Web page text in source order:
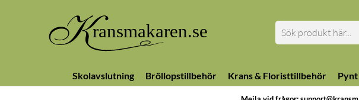
Skolavslutning Bröllopstillbehör Krans & Floristtillbehör